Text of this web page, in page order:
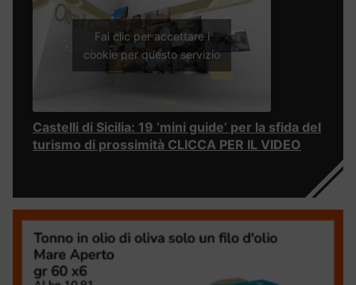
Fai clic per accettare i
cookie per questo servizio
Castelli di Sicilia: 19 ‘mini guide’ per la sfida del
turismo di prossimità CLICCA PER IL VIDEO